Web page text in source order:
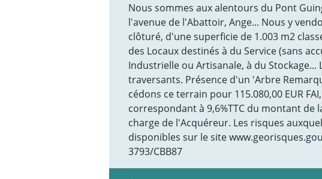
Nous sommes aux alentours du Pont
l'avenue de l'Abattoir, Ange... Nous y
clôturé, d'une superficie de 1.003 m2
des Locaux destinés à du Service (sans
Industrielle ou Artisanale, à du Stockage...
traversants. Présence d'un 'Arbre
cédons ce terrain pour 115.080,00 EUR
correspondant à 9,6%TTC du montant de
charge de l'Acquéreur. Les risques
disponibles sur le site
3793/CBB87